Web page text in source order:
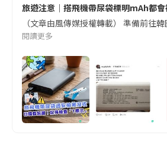
旅遊注意｜搭飛機帶尿袋標明mAh都
（文章由風傳媒授權轉載） 準備前
閱讀更多